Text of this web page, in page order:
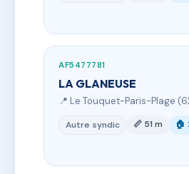
AF5477781
LA GLANEUSE
📍 Le Touquet-Paris-Plage
Autre syndic 📏 51 m 🏠